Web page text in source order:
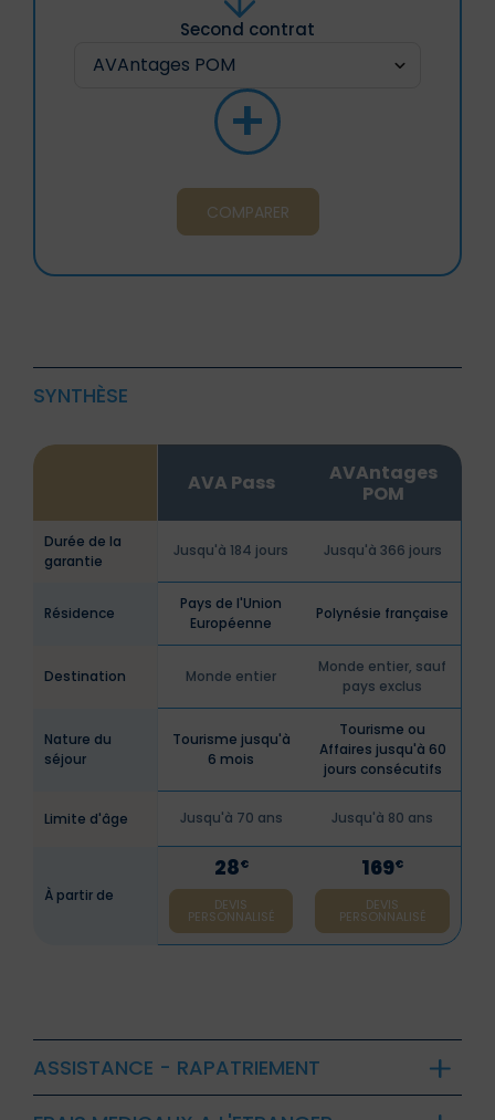
Second contrat
+
COMPARER
SYNTHÈSE
AVA Pass
AVAntages
POM
Durée de la
garantie
Jusqu'à 184 jours Jusqu'à 366 jours
Résidence
Pays de l'Union
Européenne
Polynésie française
Destination Monde entier
Monde entier, sauf
pays exclus
Nature du
séjour
Tourisme jusqu'à
6 mois
Tourisme ou
Affaires jusqu'à 60
jours consécutifs
Limite d'âge Jusqu'à 70 ans Jusqu'à 80 ans
À partir de
28€
DEVIS
PERSONNALISÉ
169€
DEVIS
PERSONNALISÉ
ASSISTANCE - RAPATRIEMENT